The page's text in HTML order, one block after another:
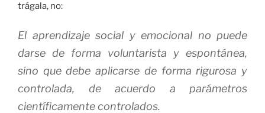
trágala, no:
El aprendizaje social y emocional no puede
darse de forma voluntarista y espontánea,
sino que debe aplicarse de forma rigurosa y
controlada, de acuerdo a parámetros
científicamente controlados.